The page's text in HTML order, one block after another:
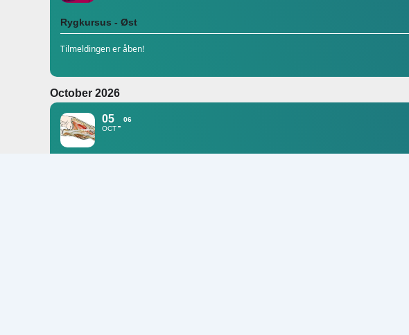
Rygkursus - Øst
Tilmeldingen er åben!
October 2026
05
OCT
06